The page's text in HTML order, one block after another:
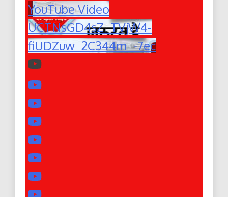
YouTube Video
UCTNsGD4sZ_TVjW4-
fiUDZuw_2C344m_-7ec